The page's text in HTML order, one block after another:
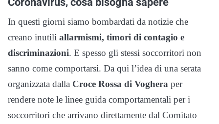
In questi giorni siamo bombardati da notizie che
creano inutili allarmismi, timori di contagio e
discriminazioni. E spesso gli stessi soccorritori non
sanno come comportarsi. Da qui l’idea di una serata
organizzata dalla Croce Rossa di Voghera per
rendere note le linee guida comportamentali per i
soccorritori che arrivano direttamente dal Comitato